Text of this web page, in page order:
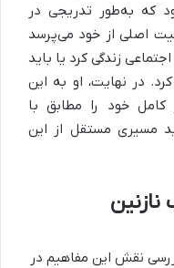
که به‌طور تدریجی در
اصلی از خود می‌پرسد
زندگی کرد یا باید
در نهایت، او به این
کامل خود را مطابق با
مسیری مستقل از این
3 کتاب نازنین
نقش این مفاهیم در